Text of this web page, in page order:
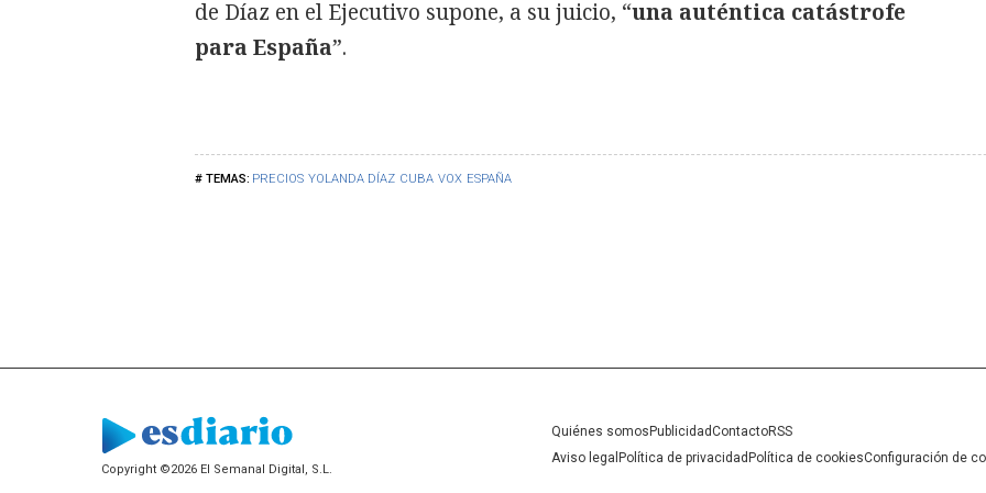
PRECIOS YOLANDA DÍAZ CUBA VOX ESPAÑA
de Díaz en el Ejecutivo supone, a su juicio, “una auténtica catástrofe
para España”.
Copyright ©2026 El Semanal Digital, S.L.
Quiénes somos PublicidadContactoRSS
Aviso legal Política de privacidad Política de cookiesConfiguración de